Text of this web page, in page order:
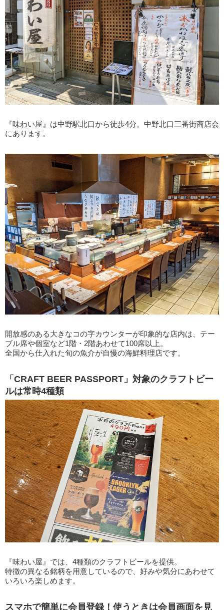
『味わい屋』は中野駅北口から徒歩4分。中野北口三番街商店会
にあります。
開放感のある大きなコの字カウンターが印象的な店内は、テー
ブル席や個室など1階・2階あわせて100席以上。
全国から仕入れた旬の魚介が自慢の海鮮料理店です。
「CRAFT BEER PASSPORT」対象のクラフトビー
ルは常時4種類
『味わい屋』では、4種類のクラフトビールを提供。
特徴の異なる銘柄を用意しているので、好みや気分にあわせて
いろいろ楽しめます。
スマホで簡単に会員登録！使うときは会員画面を見